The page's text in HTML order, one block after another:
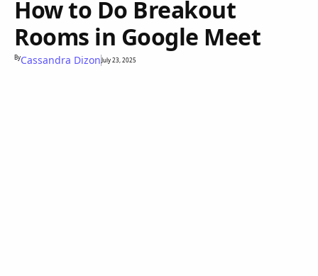
How to Do Breakout
Rooms in Google Meet
ByCassandra DizonJuly 23, 2025